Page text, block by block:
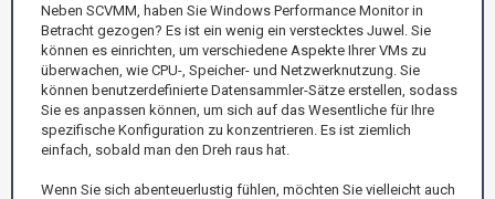
Neben SCVMM, haben Sie Windows Performance Monitor in
Betracht gezogen? Es ist ein wenig ein verstecktes Juwel. Sie
können es einrichten, um verschiedene Aspekte Ihrer VMs zu
überwachen, wie CPU-, Speicher- und Netzwerknutzung. Sie
können benutzerdefinierte Datensammler-Sätze erstellen, sodass
Sie es anpassen können, um sich auf das Wesentliche für Ihre
spezifische Konfiguration zu konzentrieren. Es ist ziemlich
einfach, sobald man den Dreh raus hat.
Wenn Sie sich abenteuerlustig fühlen, möchten Sie vielleicht auch